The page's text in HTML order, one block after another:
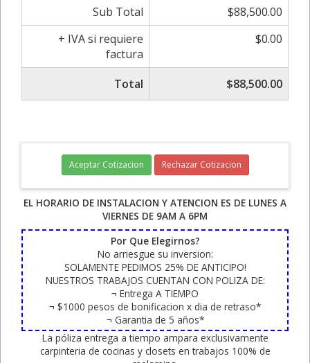
Sub Total
$88,500.00
+ IVA si requiere
factura
$0.00
Total $88,500.00
Aceptar Cotizacion Rechazar Cotizacion
EL HORARIO DE INSTALACION Y ATENCION ES DE LUNES A
VIERNES DE 9AM A 6PM
Por Que Elegirnos?
No arriesgue su inversion:
SOLAMENTE PEDIMOS 25% DE ANTICIPO!
NUESTROS TRABAJOS CUENTAN CON POLIZA DE:
¬ Entrega A TIEMPO
¬ $1000 pesos de bonificacion x dia de retraso*
¬ Garantia de 5 años*
La póliza entrega a tiempo ampara exclusivamente
carpinteria de cocinas y closets en trabajos 100% de